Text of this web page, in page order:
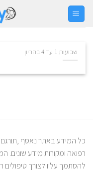
Skip
שבועות 1 עד 4 בהריון
כל המידע באתר נאסף
רפואה ומקורות מידע שונים.
להסתמך עליו לצורך